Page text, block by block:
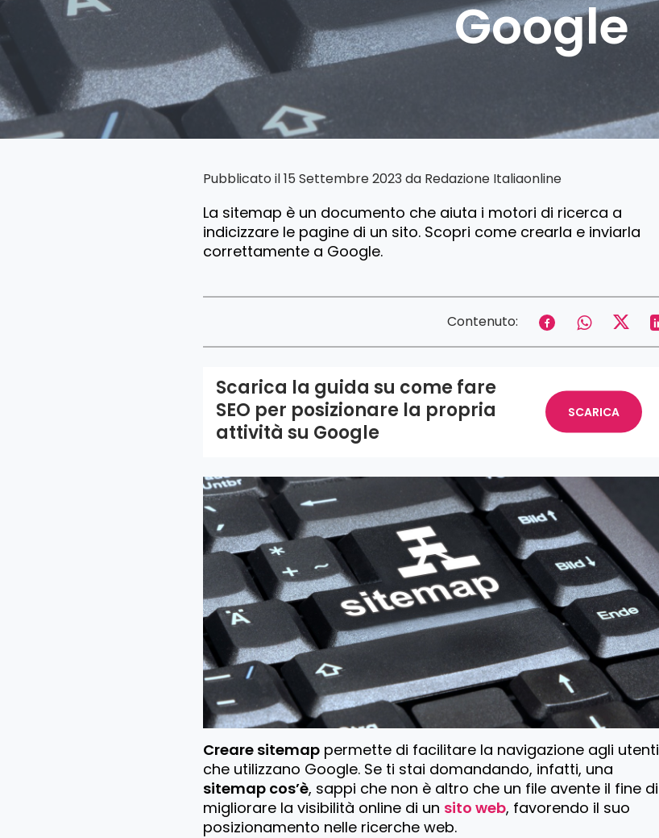
Google
Pubblicato il 15 Settembre 2023 da Redazione Italiaonline
La sitemap è un documento che aiuta i motori di ricerca a
indicizzare le pagine di un sito. Scopri come crearla e inviarla
correttamente a Google.
Contenuto:
Scarica la guida su come fare
SEO per posizionare la propria
attività su Google
SCARICA
Creare sitemap permette di facilitare la navigazione agli utenti
che utilizzano Google. Se ti stai domandando, infatti, una
sitemap cos’è, sappi che non è altro che un file avente il fine di
migliorare la visibilità online di un sito web, favorendo il suo
posizionamento nelle ricerche web.